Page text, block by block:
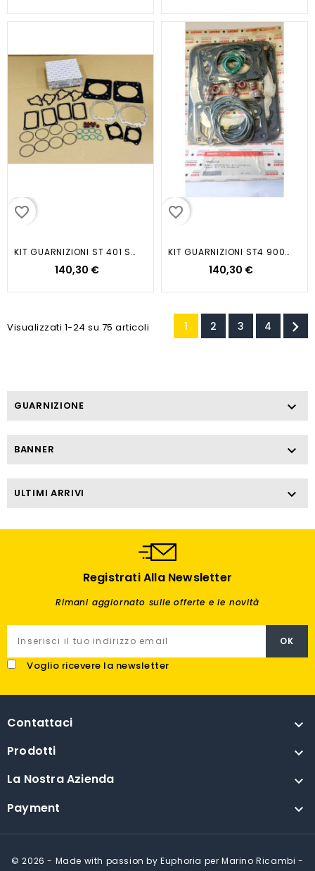
favorite_border
KIT GUARNIZIONI ST 401 ST2 2002...
140,30 €
favorite_border
KIT GUARNIZIONI ST4 900HM 2002
140,30 €
Visualizzati 1-24 su 75 articoli 1 2 3 4 
GUARNIZIONE 
BANNER 
ULTIMI ARRIVI 
Registrati Alla Newsletter
Rimani aggiornato sulle offerte e le novità
Voglio ricevere la newsletter
Contattaci 
Prodotti 
La Nostra Azienda 
Payment 
© 2026 - Made with passion by Euphoria per Marino Ricambi -